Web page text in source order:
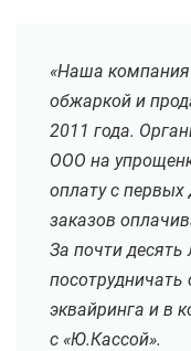
«Наша компания
обжаркой и
2011 года.
ООО на
оплату с
заказов
За почти
эквайринга и в
с «Ю.Кассой».